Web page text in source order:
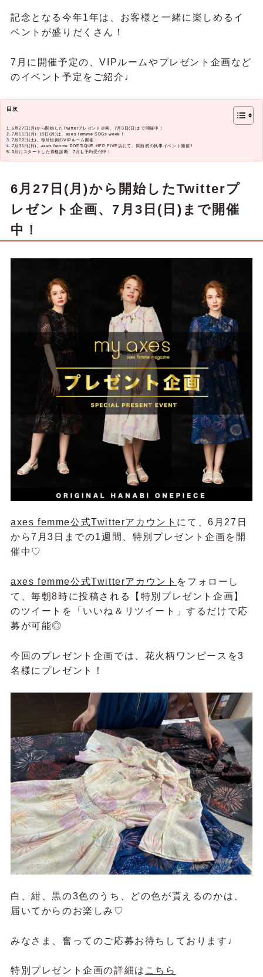
記念となる今年1年は、お客様と一緒に楽しめるイ
ベントが盛りだくさん！
7月に開催予定の、VIPルームやプレゼント企画など
のイベント予定をご紹介♩
目次
6月27日(月)から開始したTwitterプレゼント企画、7月3日(日)まで開催中！
7月11日(月)~18日(月)は、axes femme SDGs week！
7月23日(土)、毎月恒例のVIPルーム開催！
7月31日(日)、axes femme POETIQUE HEP FIVE店にて、関西初の執事イベント開催！
3月にスタートした骨格診断、7月も予約受付中！
6月27日(月)から開始したTwitterプ
レゼント企画、7月3日(日)まで開催
中！
axes femme公式Twitterアカウント にて、6月27日
から7月3日までの1週間、特別プレゼント企画を開
催中♡
axes femme公式Twitterアカウント をフォローし
て、毎朝8時に投稿される【特別プレゼント企画】
のツイートを「いいね＆リツイート」するだけで応
募が可能◎
今回のプレゼント企画では、花火柄ワンピースを3
名様にプレゼント！
白、紺、黒の3色のうち、どの色が貰えるのかは、
届いてからのお楽しみ♡
みなさま、奮ってのご応募お待ちしております♩
特別プレゼント企画の詳細は こちら